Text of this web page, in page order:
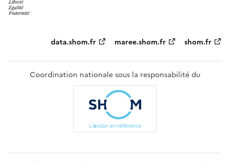
Partenaires
data.shom.fr maree.shom.fr shom.fr
Coordination nationale sous la responsabilité du